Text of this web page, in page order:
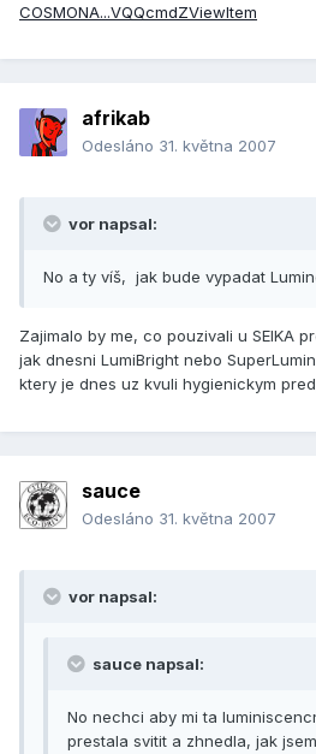
COSMONA...VQQcmdZViewItem
afrikab
Odesláno 31. května 2007
vor napsal:
No a ty víš, jak bude vypadat
Zajimalo by me, co pouzivali u SEIKA
jak dnesni LumiBright nebo
ktery je dnes uz kvuli hygienickym
sauce
Odesláno 31. května 2007
vor napsal:
sauce napsal:
No nechci aby mi ta
prestala svitit a zhnedla, jak